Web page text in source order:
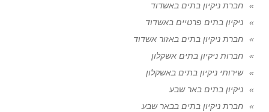
חברת ניקיון בתים באשדוד
ניקיון בתים פרטיים באשדוד
חברת ניקיון בתים באזור אשדוד
חברות ניקיון בתים אשקלון
שירותי ניקיון בתים באשקלון
ניקיון בתים באר שבע
חברת ניקיון בתים בבאר שבע